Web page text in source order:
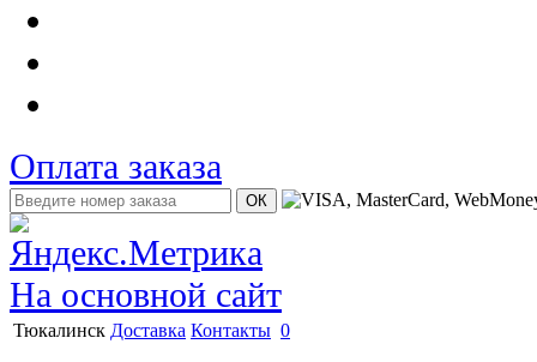
Оплата заказа
На основной сайт
Тюкалинск Доставка Контакты 0